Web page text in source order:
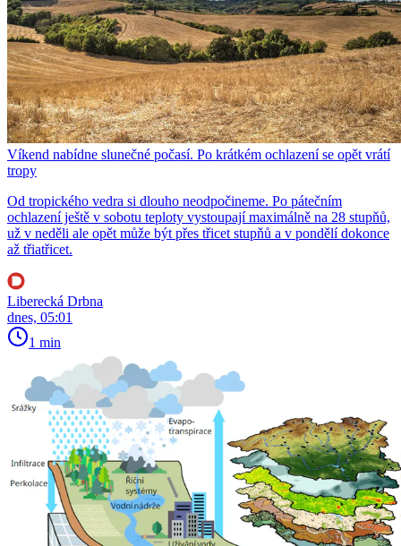
Víkend nabídne slunečné počasí. Po krátkém ochlazení se opět vrátí
tropy
Od tropického vedra si dlouho neodpočineme. Po pátečním
ochlazení ještě v sobotu teploty vystoupají maximálně na 28 stupňů,
už v neděli ale opět může být přes třicet stupňů a v pondělí dokonce
až třiatřicet.
Liberecká Drbna
dnes, 05:01
1 min